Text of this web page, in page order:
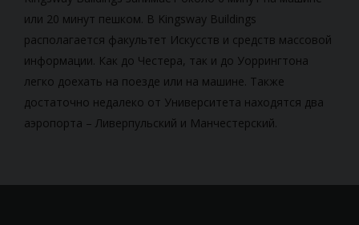
или 20 минут пешком. В Kingsway Buildings
располагается факультет Искусств и средств массовой
информации. Как до Честера, так и до Уоррингтона
легко доехать на поезде или на машине. Также
достаточно недалеко от Университета находятся два
аэропорта – Ливерпульский и Манчестерский.